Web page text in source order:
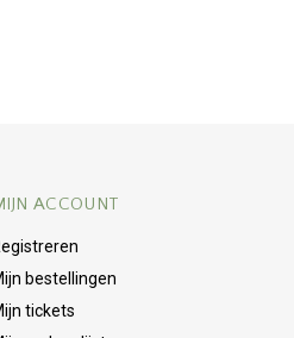
ACCOUNT
bestellingen
tickets